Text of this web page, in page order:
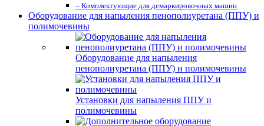
– Комплектующие для демаркировочных машин
Оборудование для напыления пенополиуретана (ППУ) и
полимочевины
Оборудование для напыления
пенополиуретана (ППУ) и полимочевины
Установки для напыления ППУ и
полимочевины